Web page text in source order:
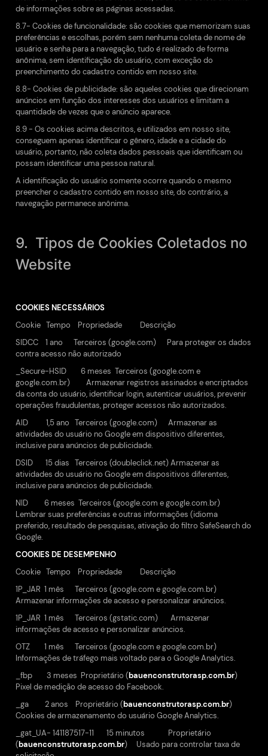
de informações sobre as páginas acessadas.
8.7- Cookies de funcionalidade: são cookies que memorizam suas
preferências e escolhas, porém sem nenhuma coleta de nome de
usuário e senha para a navegação, tudo é realizado de forma
anônima, sem identificação do usuário, com exceção do
preenchimento do cadastro contido em nosso site.
8.8- Cookies de publicidade: são aqueles cookies que direcionam
anúncios em função dos interesses dos usuários e limitam a
quantidade de vezes que o anúncio aparece.
8.9 - Os cookies acima descritos, e utilizados em nosso site,
conseguem apenas identificar o gênero, idade e a cidade do
usuário, portanto, não coleta dados pessoais que identificam ou
possam identificar uma pessoa natural.
A identificação do usuário somente ocorre quando o mesmo
preencher o cadastro contido em nosso site, do contrário, a
navegação permanece anônima.
9. Tipos de Cookies Coletados no
Website
COOKIES NECESSÁRIOS
Cookie Tempo Propriedade Descrição
SIDCC 1 ano Terceiros (google.com) Para proteger os dados
contra acesso não autorizado
_Secure-HSID 6 meses Terceiros (google.com e
google.com.br) Armazenar registros assinados e encriptados
da conta do usuário, identificar login, autenticar usuários, prevenir
operações fraudulentas, proteger acessos não autorizados.
AID 1,5 ano Terceiros (google.com) Armazenar as
atividades do usuário no Google em dispositivo diferentes,
inclusive para anúncios de publicidade.
DSID 15 dias Terceiros (doubleclick.net) Armazenar as
atividades do usuário no Google em dispositivos diferentes,
inclusive para anúncios de publicidade.
NID 6 meses Terceiros (google.com e google.com.br)
Lembrar suas preferências e outras informações (idioma
preferido, resultado de pesquisas, ativação do filtro SafeSearch do
Google.
COOKIES DE DESEMPENHO
Cookie Tempo Propriedade Descrição
1P_JAR 1 mês Terceiros (google.com e google.com.br)
Armazenar informações de acesso e personalizar anúncios.
1P_JAR 1 mês Terceiros (gstatic.com) Armazenar
informações de acesso e personalizar anúncios.
OTZ 1 mês Terceiros (google.com e google.com.br)
Informações de tráfego mais voltado para o Google Analytics.
_fbp 3 meses Proprietário (bauenconstrutorasp.com.br)
Pixel de medição de acesso do Facebook.
_ga 2 anos Proprietário (bauenconstrutorasp.com.br)
Cookies de armazenamento do usuário Google Analytics.
_gat_UA- 141187517-11 15 minutos Proprietário
(bauenconstrutorasp.com.br) Usado para controlar taxa de